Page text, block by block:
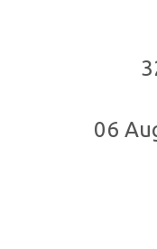
06